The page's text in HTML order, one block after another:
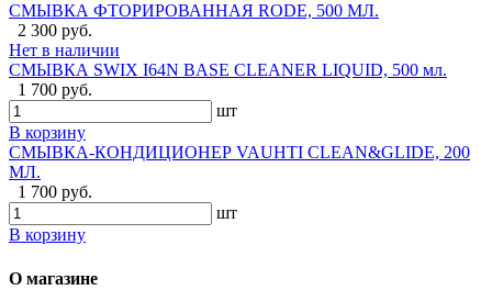
СМЫВКА ФТОРИРОВАННАЯ RODE, 500 МЛ.
2 300 руб.
Нет в наличии
СМЫВКА SWIX I64N BASE CLEANER LIQUID, 500 мл.
1 700 руб.
шт
В корзину
СМЫВКА-КОНДИЦИОНЕР VAUHTI CLEAN&GLIDE, 200
МЛ.
1 700 руб.
шт
В корзину
О магазине